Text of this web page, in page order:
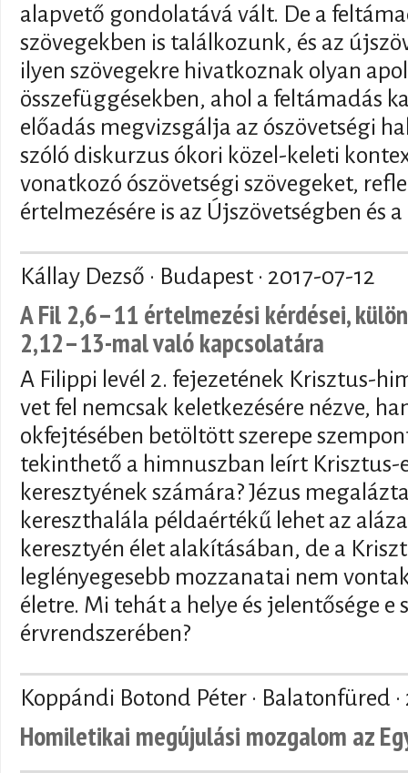
alapvető gondolatává vált. De a
szövegekben is találkozunk, és az
ilyen szövegekre hivatkoznak olyan
összefüggésekben, ahol a feltámadás
előadás megvizsgálja az ószövetségi
szóló diskurzus ókori közel-keleti
vonatkozó ószövetségi szövegeket,
értelmezésére is az Újszövetségben és
Kállay Dezső · Budapest · 2017-07-12
A Fil 2,6–11 értelmezési kérdései,
2,12–13-mal való kapcsolatára
A Filippi levél 2. fejezetének Krisztus-
vet fel nemcsak keletkezésére nézve,
okfejtésében betöltött szerepe
tekinthető a himnuszban leírt Krisztus-
keresztyének számára? Jézus
kereszthalála példaértékű lehet az
keresztyén élet alakításában, de a
leglényegesebb mozzanatai nem
életre. Mi tehát a helye és jelentősége e
érvrendszerében?
Koppándi Botond Péter · Balatonfüred ·
Homiletikai megújulási mozgalom az